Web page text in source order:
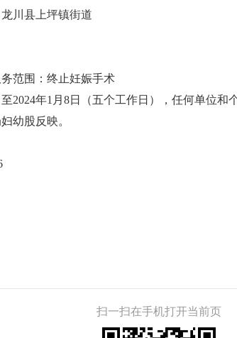
川县上坪镇街道
围：终止妊娠手术
年1月8日（五个工作日），任何单位和
幼股反映。
扫一扫在手机打开当前页